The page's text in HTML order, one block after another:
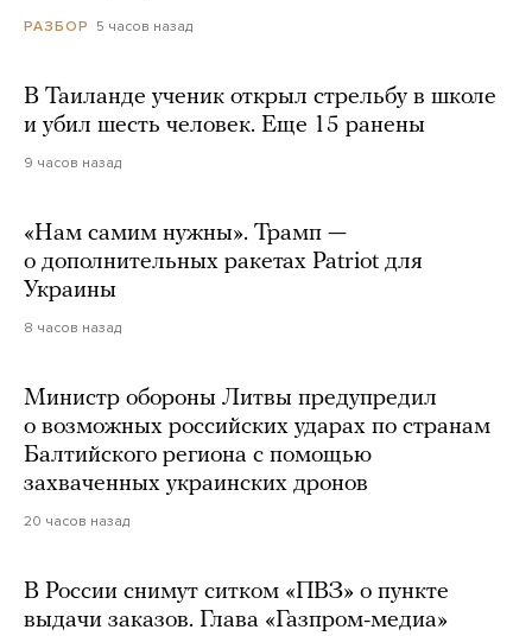
РАЗБОР 5 часов назад
В Таиланде ученик открыл стрельбу в школе
и убил шесть человек. Еще 15 ранены
9 часов назад
«Нам самим нужны». Трамп —
о дополнительных ракетах Patriot для
Украины
8 часов назад
Министр обороны Литвы предупредил
о возможных российских ударах по странам
Балтийского региона с помощью
захваченных украинских дронов
20 часов назад
В России снимут ситком «ПВЗ» о пункте
выдачи заказов. Глава «Газпром-медиа»